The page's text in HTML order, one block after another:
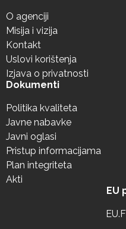
O agenciji
Misija i vizija
Kontakt
Uslovi korištenja
Izjava o privatnosti
Dokumenti
Politika kvaliteta
Javne nabavke
Javni oglasi
Pristup informacijama
Plan integriteta
Akti
EU